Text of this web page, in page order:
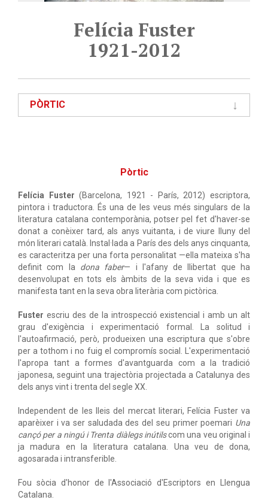
Felícia Fuster
1921-2012
PÒRTIC
Pòrtic
Felícia Fuster (Barcelona, 1921 - París, 2012) escriptora,
pintora i traductora. És una de les veus més singulars de la
literatura catalana contemporània, potser pel fet d'haver-se
donat a conèixer tard, als anys vuitanta, i de viure lluny del
món literari català. Instal·lada a París des dels anys cinquanta,
es caracteritza per una forta personalitat —ella mateixa s'ha
definit com la dona faber— i l'afany de llibertat que ha
desenvolupat en tots els àmbits de la seva vida i que es
manifesta tant en la seva obra literària com pictòrica.
Fuster escriu des de la introspecció existencial i amb un alt
grau d'exigència i experimentació formal. La solitud i
l'autoafirmació, però, produeixen una escriptura que s'obre
per a tothom i no fuig el compromís social. L'experimentació
l'apropa tant a formes d'avantguarda com a la tradició
japonesa, seguint una trajectòria projectada a Catalunya des
dels anys vint i trenta del segle XX.
Independent de les lleis del mercat literari, Felícia Fuster va
aparèixer i va ser saludada des del seu primer poemari Una
cançó per a ningú i Trenta diàlegs inútilscom una veu original i
ja madura en la literatura catalana. Una veu de dona,
agosarada i intransferible.
Fou sòcia d'honor de l'Associació d'Escriptors en Llengua
Catalana.